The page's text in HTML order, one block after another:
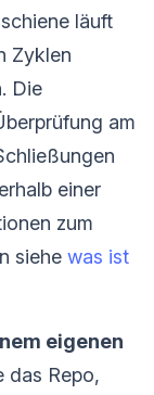
läuft
Zyklen
Die
am
einer
zum
siehe was ist
eigenen
das Repo,